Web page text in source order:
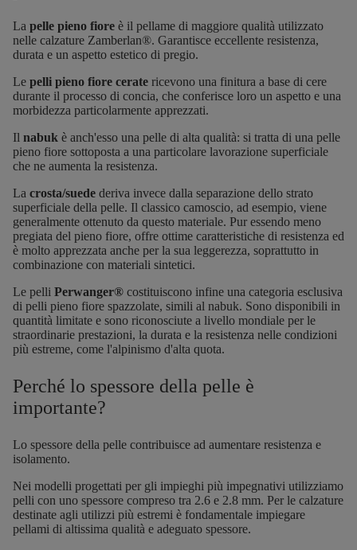
La pelle pieno fiore è il pellame di maggiore qualità utilizzato
nelle calzature Zamberlan®. Garantisce eccellente resistenza,
durata e un aspetto estetico di pregio.
Le pelli pieno fiore cerate ricevono una finitura a base di cere
durante il processo di concia, che conferisce loro un aspetto e una
morbidezza particolarmente apprezzati.
Il nabuk è anch'esso una pelle di alta qualità: si tratta di una pelle
pieno fiore sottoposta a una particolare lavorazione superficiale
che ne aumenta la resistenza.
La crosta/suede deriva invece dalla separazione dello strato
superficiale della pelle. Il classico camoscio, ad esempio, viene
generalmente ottenuto da questo materiale. Pur essendo meno
pregiata del pieno fiore, offre ottime caratteristiche di resistenza ed
è molto apprezzata anche per la sua leggerezza, soprattutto in
combinazione con materiali sintetici.
Le pelli Perwanger® costituiscono infine una categoria esclusiva
di pelli pieno fiore spazzolate, simili al nabuk. Sono disponibili in
quantità limitate e sono riconosciute a livello mondiale per le
straordinarie prestazioni, la durata e la resistenza nelle condizioni
più estreme, come l'alpinismo d'alta quota.
Perché lo spessore della pelle è
importante?
Lo spessore della pelle contribuisce ad aumentare resistenza e
isolamento.
Nei modelli progettati per gli impieghi più impegnativi utilizziamo
pelli con uno spessore compreso tra 2.6 e 2.8 mm. Per le calzature
destinate agli utilizzi più estremi è fondamentale impiegare
pellami di altissima qualità e adeguato spessore.